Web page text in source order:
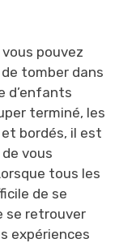
pouvez
tomber dans
d’enfants
terminé, les
bordés, il est
vous
tous les
de se
se retrouver
expériences